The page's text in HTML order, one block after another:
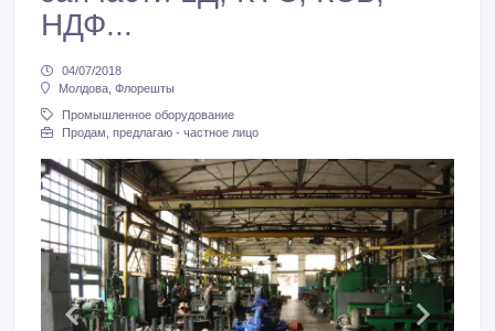
НДФ...
04/07/2018
Молдова, Флорешты
Промышленное оборудование
Продам, предлагаю - частное лицо